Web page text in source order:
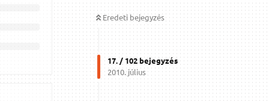
Eredeti bejegyzés
17. / 102 bejegyzés
2010. július